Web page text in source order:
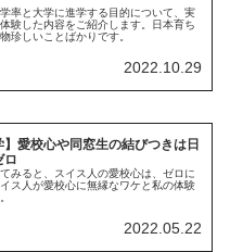
率と大学に進学する目的について、実
験した内容をご紹介します。日本育ち
珍しいことばかりです。
2022.10.29
】愛校心や同窓生の結びつきは日
ロ
みると、スイス人の愛校心は、ゼロに
ス人が愛校心に無縁なワケと私の体験
2022.05.22